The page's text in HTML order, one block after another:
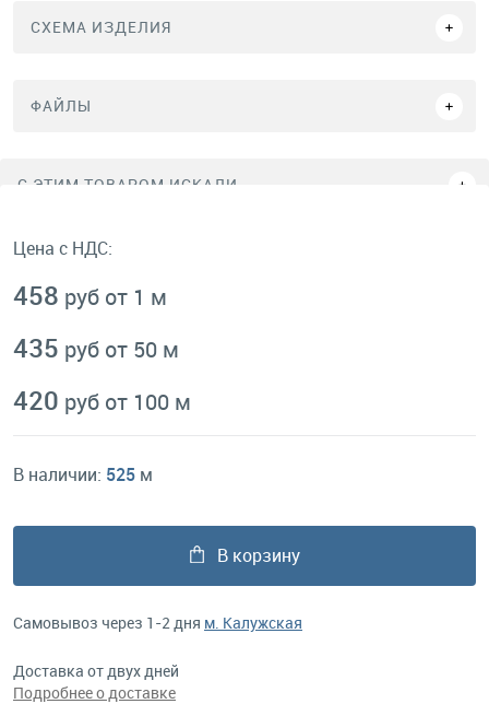
СХЕМА ИЗДЕЛИЯ
ФАЙЛЫ
C ЭТИМ ТОВАРОМ ИСКАЛИ
Цена с НДС:
458 руб от 1 м
435 руб от 50 м
420 руб от 100 м
В наличии: 525 м
В корзину
Самовывоз через 1-2 дня м. Калужская
Доставка от двух дней
Подробнее о доставке